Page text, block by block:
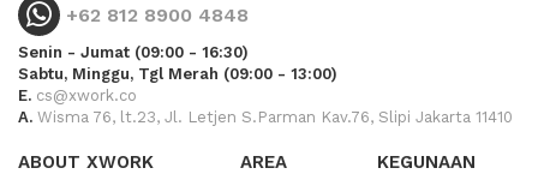
+62 812 8900 4848
Senin - Jumat (09:00 - 16:30)
Sabtu, Minggu, Tgl Merah (09:00 - 13:00)
E. cs@xwork.co
A. Wisma 76, lt.23, Jl. Letjen S.Parman Kav.76, Slipi Jakarta 11410
ABOUT XWORK AREA KEGUNAAN